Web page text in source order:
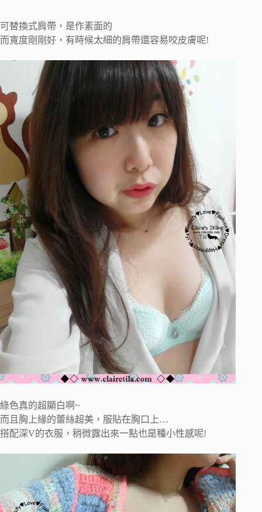
可替換式肩帶，是作素面的
而寬度剛剛好，有時候太細的肩帶還容易咬皮膚呢!
綠色真的超顯白啊~
而且胸上緣的蕾絲超美，服貼在胸口上…
搭配深V的衣服，稍微露出來一點也是種小性感呢!